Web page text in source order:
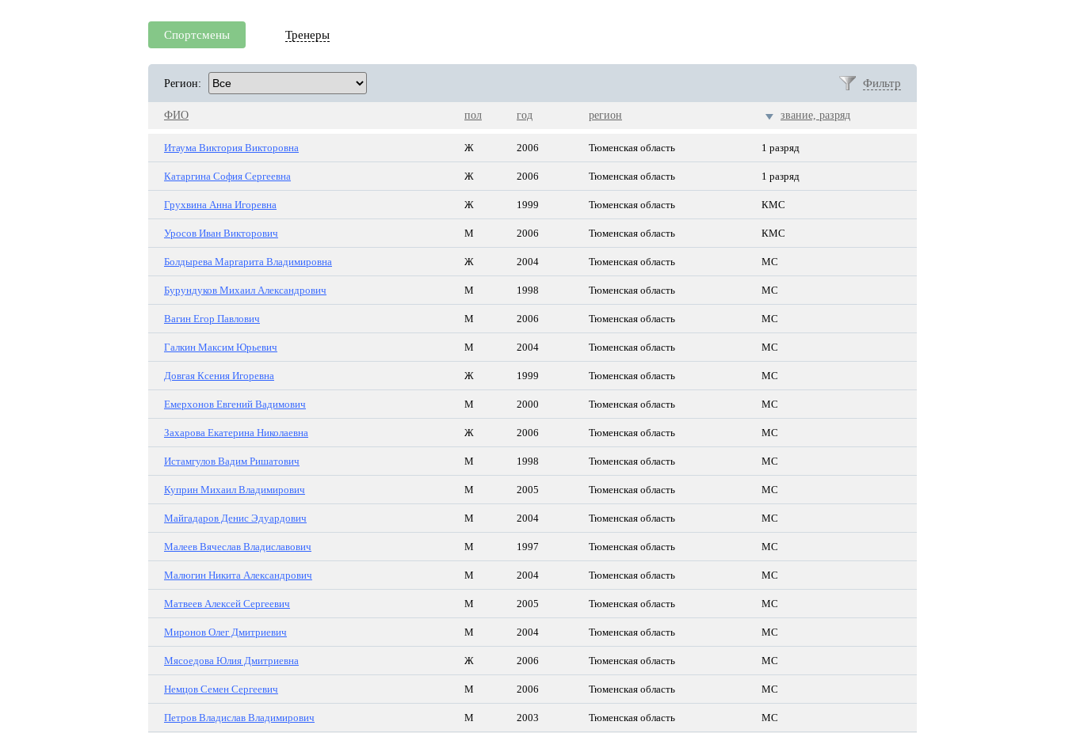
Спортсмены Тренеры
Фильтр
Регион:
ФИО пол год регион звание, разряд
Итаума Виктория Викторовна Ж 2006 Тюменская область 1 разряд
Катаргина София Сергеевна Ж 2006 Тюменская область 1 разряд
Грухвина Анна Игоревна Ж 1999 Тюменская область КМС
Уросов Иван Викторович М 2006 Тюменская область КМС
Болдырева Маргарита Владимировна Ж 2004 Тюменская область МС
Бурундуков Михаил Александрович М 1998 Тюменская область МС
Вагин Егор Павлович М 2006 Тюменская область МС
Галкин Максим Юрьевич М 2004 Тюменская область МС
Довгая Ксения Игоревна Ж 1999 Тюменская область МС
Емерхонов Евгений Вадимович М 2000 Тюменская область МС
Захарова Екатерина Николаевна Ж 2006 Тюменская область МС
Истамгулов Вадим Ришатович М 1998 Тюменская область МС
Куприн Михаил Владимирович М 2005 Тюменская область МС
Майгадаров Денис Эдуардович М 2004 Тюменская область МС
Малеев Вячеслав Владиславович М 1997 Тюменская область МС
Малюгин Никита Александрович М 2004 Тюменская область МС
Матвеев Алексей Сергеевич М 2005 Тюменская область МС
Миронов Олег Дмитриевич М 2004 Тюменская область МС
Мясоедова Юлия Дмитриевна Ж 2006 Тюменская область МС
Немцов Семен Сергеевич М 2006 Тюменская область МС
Петров Владислав Владимирович М 2003 Тюменская область МС